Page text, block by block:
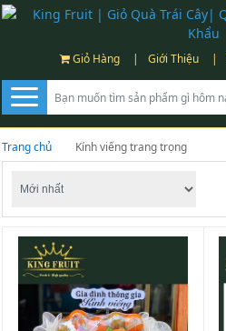
Giỏ Hàng | Giới Thiệu |
Trang chủ Kính viếng trang trọng